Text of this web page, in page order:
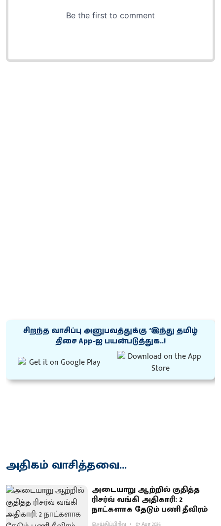
சிறந்த வாசிப்பு அனுபவத்துக்கு ‘இந்து தமிழ்
திசை App-ஐ பயன்படுத்துக..!
அதிகம் வாசித்தவை...
அடையாறு ஆற்றில் குதித்த
ரிசர்வ் வங்கி அதிகாரி: 2
நாட்களாக தேடும் பணி தீவிரம்